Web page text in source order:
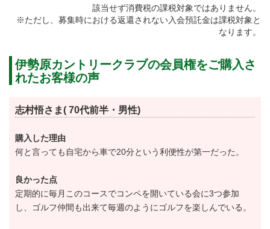
ロッカールームや浴室、レストランに談話室、屋外に
す。
日本のゴルフブームの火付け役となった中村氏の輝か
展示品が飾られています。
美しい景観、戦略的なコースをもつ歴史あるメンバー
シップコース。
名義変更入会プランを実施しています。
【プラン内容】
該当せず消費税の課税対象ではありません。
※ただし、募集時における返還されない入会預託金は課税対象と
なります。
伊勢原カントリークラブの会員権をご購入さ
れたお客様の声
志村悟さま( 70代前半・男性)
購入した理由
何と言っても自宅から車で20分という利便性が第一だった。
良かった点
定期的に毎月このコースでコンペを開いている会に3つ参加
し、ゴルフ仲間も出来て毎週のようにゴルフを楽しんでいる。